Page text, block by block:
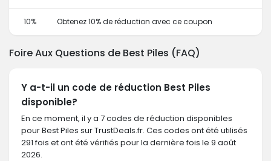
10% Obtenez 10% de réduction avec ce coupon
Foire Aux Questions de Best Piles (FAQ)
Y a-t-il un code de réduction Best Piles
disponible?
En ce moment, il y a 7 codes de réduction disponibles
pour Best Piles sur TrustDeals.fr. Ces codes ont été utilisés
291 fois et ont été vérifiés pour la dernière fois le 9 août
2026.